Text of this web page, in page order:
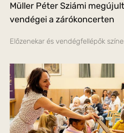
Müller Péter Sziámi
vendégei a zárókoncerten
Előzenekar és vendégfellépők